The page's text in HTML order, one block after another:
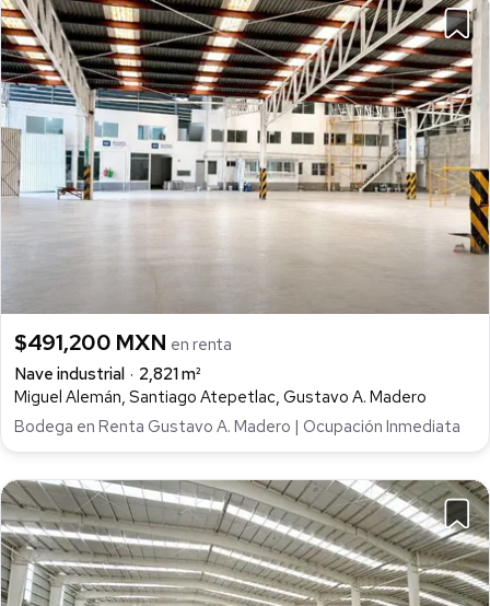
$491,200 MXN en renta
Nave industrial
2,821 m²
Miguel Alemán, Santiago Atepetlac, Gustavo A. Madero
Bodega en Renta Gustavo A. Madero | Ocupación Inmediata